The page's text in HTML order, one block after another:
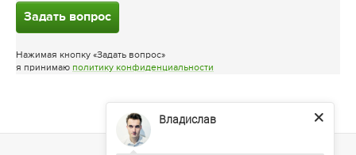
Задать вопрос
Нажимая кнопку «Задать вопрос»
я принимаю политику конфиденциальности
Владислав